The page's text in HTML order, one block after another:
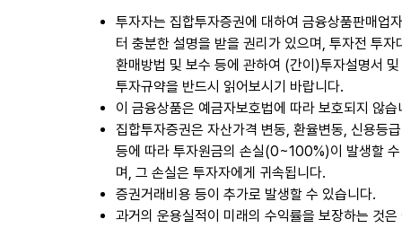
투자자는 집합투자증권에 대하여 금융상품판매업
터 충분한 설명을 받을 권리가 있으며, 투자전 투자
환매방법 및 보수 등에 관하여 (간이)투자설명서
투자규약을 반드시 읽어보시기 바랍니다.
이 금융상품은 예금자보호법에 따라 보호되지 않습
집합투자증권은 자산가격 변동, 환율변동, 신용등
등에 따라 투자원금의 손실(0~100%)이 발생할
며, 그 손실은 투자자에게 귀속됩니다.
증권거래비용 등이 추가로 발생할 수 있습니다.
과거의 운용실적이 미래의 수익률을 보장하는 것은